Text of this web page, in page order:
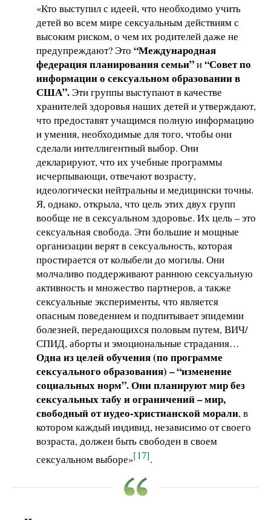
«Кто выступил с идеей, что необходимо учить
детей во всем мире сексуальным действиям с
высоким риском, о чем их родителей даже не
предупреждают? Это “Международная
федерация планирования семьи”и“Совет по
информации о сексуальном образовании в
США”. Эти группы выступают в качестве
хранителей здоровья наших детей и утверждают,
что предоставят учащимся полную информацию
и умения, необходимые для того, чтобы они
сделали интеллигентный выбор. Они
декларируют, что их учебные программы
исчерпывающи, отвечают возрасту,
идеологически нейтральны и медицински точны.
Я, однако, открыла, что цель этих двух групп
вообще не в сексуальном здоровье. Их цель – это
сексуальная свобода. Эти большие и мощные
организации верят в сексуальность, которая
простирается от колыбели до могилы. Они
молчаливо поддерживают раннюю сексуальную
активность и множество партнеров, а также
сексуальные эксперименты, что является
опасным поведением и подпитывает эпидемии
болезней, передающихся половым путем, ВИЧ/
СПИД, аборты и эмоциональные страдания…
Одна из целей обучения (по программе
сексуального образования) – “изменение
социальных норм”. Они планируют мир без
сексуальных табу и ограничений – мир,
свободный от иудео-христианской морали, в
котором каждый индивид, независимо от своего
возраста, должен быть свободен в своем
сексуальном выборе»[17].